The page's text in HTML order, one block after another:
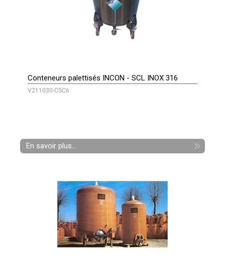
Conteneurs palettisés INCON - SCL INOX 316
V211030-CSC6
En savoir plus...